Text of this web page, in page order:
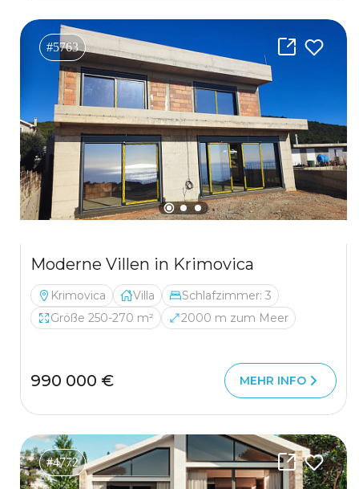
#5763
Moderne Villen in Krimovica
Krimovica Villa
Schlafzimmer: 3
Größe 250-270 m²
2000 m zum Meer
990 000 € MEHR INFO
#4772